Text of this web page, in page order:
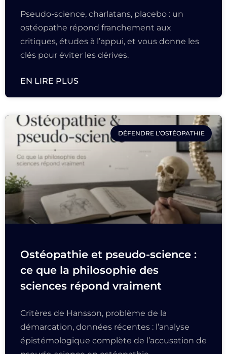
Pseudo-science, charlatans, placebo : un
ostéopathe répond franchement aux
critiques, études à l’appui, et vous donne les
clés pour éviter les dérives.
EN LIRE PLUS
DÉFENDRE L’OSTÉOPATHIE
Ostéopathie et pseudo-science :
ce que la philosophie des
sciences répond vraiment
Critères de Hansson, problème de la
démarcation, données récentes : l’analyse
épistémologique complète de l’accusation de